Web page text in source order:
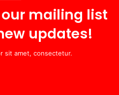
mailing list
updates!
sit amet, consectetur.